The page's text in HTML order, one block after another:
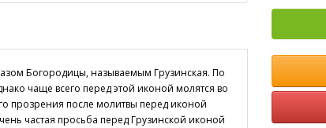
Богородицы, называемым Грузинская. По
чаще всего перед этой иконой молятся во
прозрения после молитвы перед иконой
частая просьба перед Грузинской иконой